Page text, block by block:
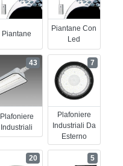
Piantane
Piantane Con
Led
Plafoniere
Industriali
43
Plafoniere
Industriali Da
Esterno
7
20 5